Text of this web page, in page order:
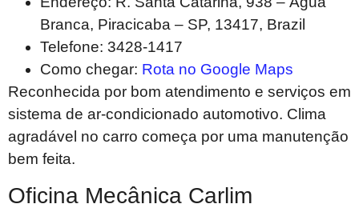
Branca, Piracicaba – SP, 13417, Brazil
Telefone: 3428-1417
Como chegar: Rota no Google Maps
Reconhecida por bom atendimento e serviços em
sistema de ar-condicionado automotivo. Clima
agradável no carro começa por uma manutenção
bem feita.
Oficina Mecânica Carlim